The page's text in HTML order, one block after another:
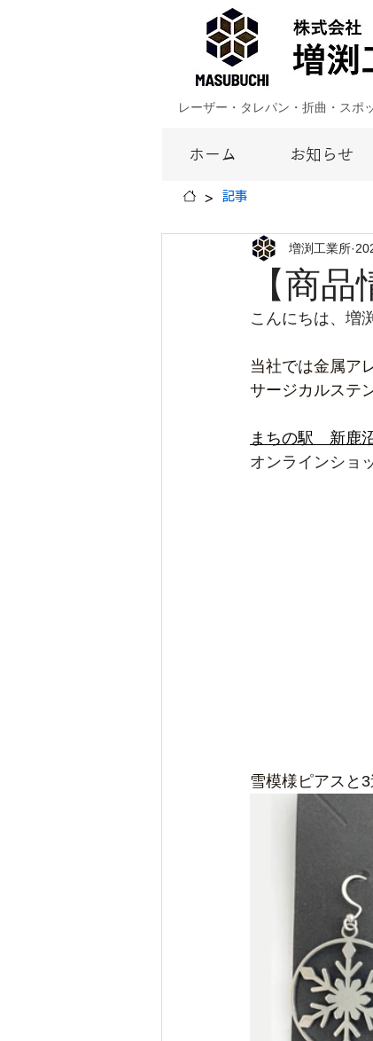
レーザー・タレパン・折曲・スポ
ホーム お知らせ
> 記事
【商
増渕工業所
こんにちは、増
当社では金属ア
サージカルステ
まちの駅　新鹿
オンラインショ
雪模様ピアスと